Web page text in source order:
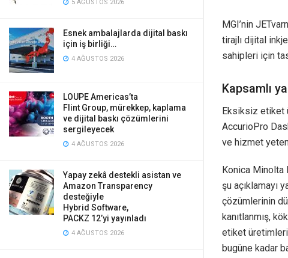
5 AĞUSTOS 2026
Esnek ambalajlarda dijital baskı
için iş birliği…
4 AĞUSTOS 2026
LOUPE Americas’ta
Flint Group, mürekkep, kaplama
ve dijital baskı çözümlerini
sergileyecek
4 AĞUSTOS 2026
Yapay zekâ destekli asistan ve
Amazon Transparency
desteğiyle
Hybrid Software,
PACKZ 12’yi yayınladı
4 AĞUSTOS 2026
MGI’nin
tirajlı dijital
sahipleri için
Kapsamlı
Eksiksiz etiket
AccurioPro
ve hizmet
Konica Minolta
şu açıklamayı
çözümlerinin
kanıtlanmış,
etiket
bugüne kadar